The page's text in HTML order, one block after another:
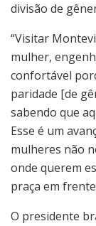
divisão de
“Visitar
mulher,
confortável
paridade [de
sabendo que
Esse é um
mulheres não
onde querem
praça em
O presidente